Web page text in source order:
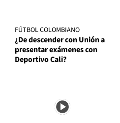
FÚTBOL COLOMBIANO
¿De descender con Unión a
presentar exámenes con
Deportivo Cali?